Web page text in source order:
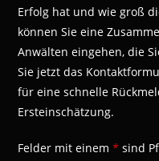
Erfolg hat und wie groß
können Sie eine
Anwälten eingehen, die
Sie jetzt das
für eine schnelle
Ersteinschätzung.
Felder mit einem* sind